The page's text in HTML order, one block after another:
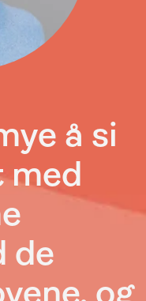
å si
med
de
og